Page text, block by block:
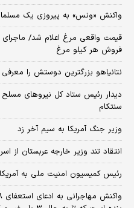
واکنش «ونس» به پیروزی یک
فروش هر کیلو مرغ
نتانیاهو بزرگترین دوستش را
دیدار رئیس ستاد کل نیروهای
سنتکام
وزیر جنگ آمریکا به سیم آخر زد
انتقاد تند وزیر خارجه عربستان از
رئیس کمیسیون امنیت ملی به